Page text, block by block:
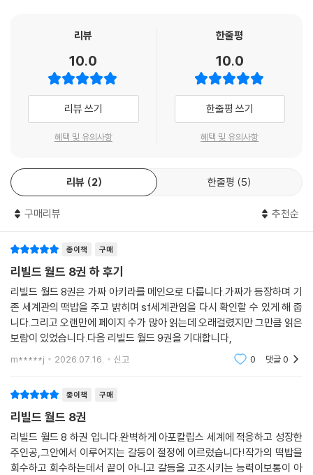
해 저 높이 올라간다!!
리뷰
10.0
리뷰 쓰기
혜택 및 유의사항
한줄평
10.0
한줄평 쓰기
혜택 및 유의사항
리뷰 2 한줄평 5
구매리뷰 추천순
종이책 구매
리빌드 월드 8권 하 후기
리빌드 월드 8권은 가짜 아키라를 메인으로 다룹니다.가짜가 등장하며 기
존 세계관의 떡밥을 주고 밝히며 sf세계관임을 다시 확인할 수 있게 해 줍
니다.그리고 오랜만에 페이지 수가 많아 읽는데 오래걸렸지만 그만큼 읽은
보람이 있었습니다.다음 리빌드 월드 9권을 기대합니다,
m*****j 2026.07.16. 신고 0 댓글0
종이책 구매
리빌드 월드 8권
리빌드 월드 8 하권 입니다.완벽하게 아포칼립스 세계에 적응하고 성장한
주인공,그안에서 이루어지는 갈등이 절정에 이르렀습니다!작가의 떡밥을
회수하고 회수하는데서 끝이 아니고 갈등을 고조시키는 능력이보통이 아